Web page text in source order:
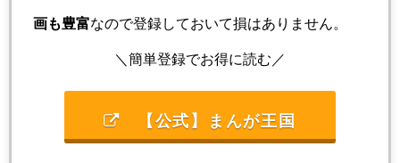
画も豊富なので登録しておいて損はありません。
＼簡単登録でお得に読む／
【公式】まんが王国